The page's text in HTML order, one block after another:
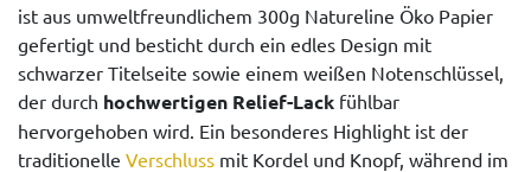
ist aus umweltfreundlichem 300g Natureline Öko Papier
gefertigt und besticht durch ein edles Design mit
schwarzer Titelseite sowie einem weißen Notenschlüssel,
der durch hochwertigen Relief-Lack fühlbar
hervorgehoben wird. Ein besonderes Highlight ist der
traditionelle Verschluss mit Kordel und Knopf, während im